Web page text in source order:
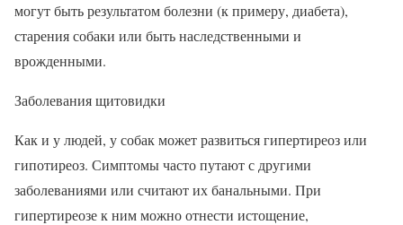
могут быть результатом болезни (к примеру, диабета),
старения собаки или быть наследственными и
врожденными.
Заболевания щитовидки
Как и у людей, у собак может развиться гипертиреоз или
гипотиреоз. Симптомы часто путают с другими
заболеваниями или считают их банальными. При
гипертиреозе к ним можно отнести истощение,